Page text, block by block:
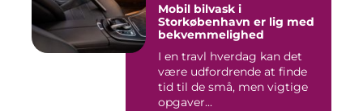
Mobil bilvask i
Storkøbenhavn er lig med
bekvemmelighed
I en travl hverdag kan det
være udfordrende at finde
tid til de små, men vigtige
opgaver...